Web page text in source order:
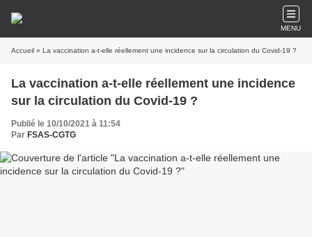
MENU
Accueil » La vaccination a-t-elle réellement une incidence sur la circulation du Covid-19 ?
La vaccination a-t-elle réellement une incidence
sur la circulation du Covid-19 ?
Publié le 10/10/2021 à 11:54
Par FSAS-CGTG